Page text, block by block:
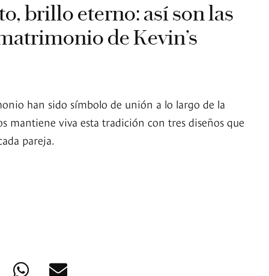
brillo eterno: así son las
de Kevin’s
han sido símbolo de unión a lo largo de la
mantiene viva esta tradición con tres diseños que
pareja.